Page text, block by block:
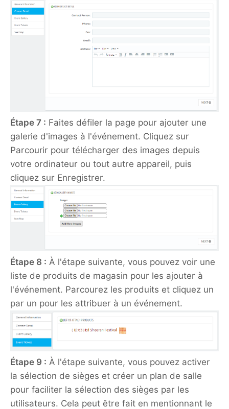
Étape 7 : Faites défiler la page pour ajouter une
galerie d'images à l'événement. Cliquez sur
Parcourir pour télécharger des images depuis
votre ordinateur ou tout autre appareil, puis
cliquez sur Enregistrer.
Étape 8 : À l'étape suivante, vous pouvez voir une
liste de produits de magasin pour les ajouter à
l'événement. Parcourez les produits et cliquez un
par un pour les attribuer à un événement.
Étape 9 : À l'étape suivante, vous pouvez activer
la sélection de sièges et créer un plan de salle
pour faciliter la sélection des sièges par les
utilisateurs. Cela peut être fait en mentionnant le